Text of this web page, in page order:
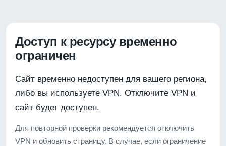
Доступ к ресурсу временно
ограничен
Сайт временно недоступен для вашего региона,
либо вы используете VPN. Отключите VPN и
сайт будет доступен.
Для повторной проверки рекомендуется отключить
VPN и обновить страницу. В случае, если ограничение